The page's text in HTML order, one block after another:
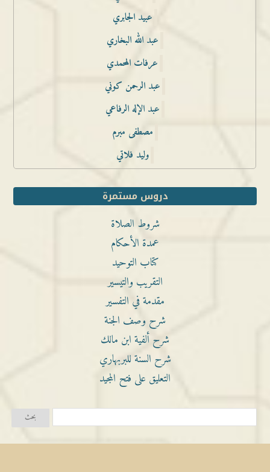
عبيد الجابري
عبد الله البخاري
عرفات المحمدي
عبد الرحمن كوني
عبد الإله الرفاعي
مصطفى مبرم
وليد فلاتي
دروس مستمرة
شروط الصلاة
عمدة الأحكام
كتاب التوحيد
التقريب والتيسير
مقدمة في التفسير
شرح وصف الجنة
شرح ألفية ابن مالك
شرح السنة للبربهاري
التعليق على فتح المجيد